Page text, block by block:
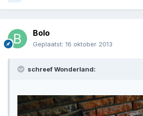
Bolo
Geplaatst: 16 oktober 2013
schreef Wonderland: